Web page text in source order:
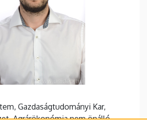
Gazdaságtudományi Kar,
Agrárökonómia nem önálló